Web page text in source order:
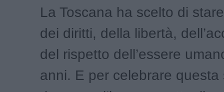
La Toscana ha scelto di
dei diritti, della libertà,
del rispetto dell’essere
anni. E per celebrare questa